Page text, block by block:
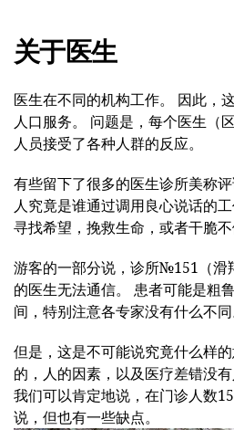
关于医生
医生在不同的机构工作。 因此，
人口服务。 问题是，每个医生（
人员接受了各种人群的反应。
有些留下了很多的医生诊所美称
人究竟是谁通过调用良心说话的
寻找希望，挽救生命，或者干脆不
游客的一部分说，诊所№151（滑
的医生无法通信。 患者可能是粗
间，特别注意各专家没有什么不同
但是，这是不可能说究竟什么样
的，人的因素，以及医疗差错没
我们可以肯定地说，在门诊人数
说，但也有一些缺点。